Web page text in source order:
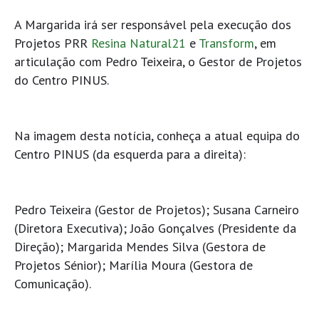
A Margarida irá ser responsável pela execução dos
Projetos PRR Resina Natural21 e Transform, em
articulação com Pedro Teixeira, o Gestor de Projetos
do Centro PINUS.
Na imagem desta notícia, conheça a atual equipa do
Centro PINUS (da esquerda para a direita):
Pedro Teixeira (Gestor de Projetos); Susana Carneiro
(Diretora Executiva); João Gonçalves (Presidente da
Direção); Margarida Mendes Silva (Gestora de
Projetos Sénior); Marília Moura (Gestora de
Comunicação).